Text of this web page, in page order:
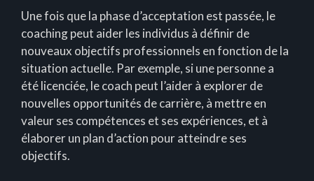
Une fois que la phase d’acceptation est passée, le
coaching peut aider les individus à définir de
nouveaux objectifs professionnels en fonction de la
situation actuelle. Par exemple, si une personne a
été licenciée, le coach peut l’aider à explorer de
nouvelles opportunités de carrière, à mettre en
valeur ses compétences et ses expériences, et à
élaborer un plan d’action pour atteindre ses
objectifs.